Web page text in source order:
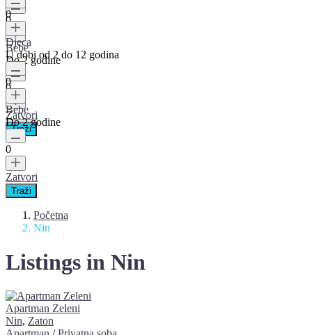
0
Bebe
Do 2 godine
0
Zatvori
0
Djeca
U dobi od 2 do 12 godina
0
Bebe
Do 2 godine
0
Zatvori
Početna
Nin
Listings in Nin
Apartman Zeleni
Nin, Zaton